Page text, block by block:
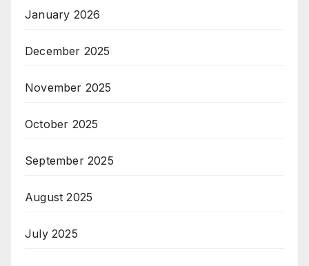
January 2026
December 2025
November 2025
October 2025
September 2025
August 2025
July 2025